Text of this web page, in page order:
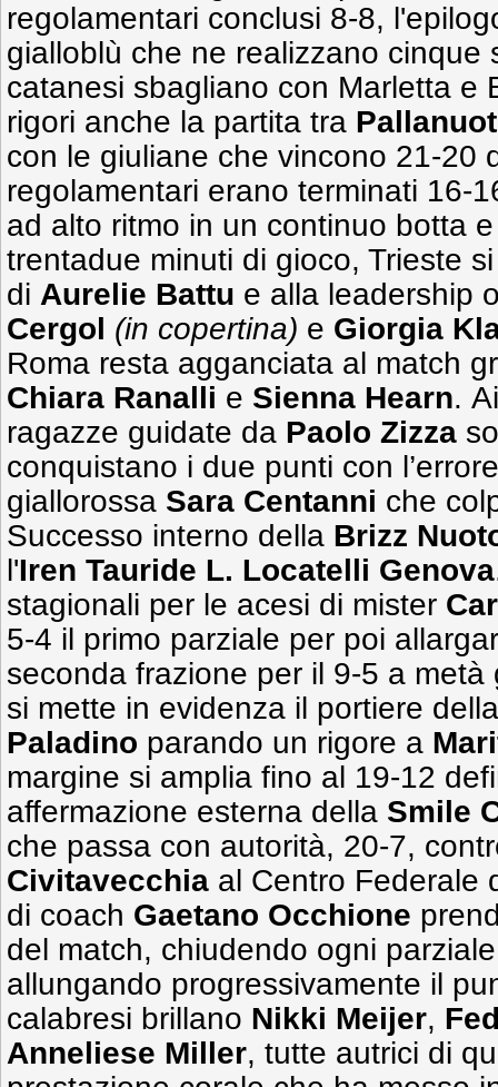
regolamentari conclusi 8-8,
gialloblù che ne realizzano cinque
catanesi sbagliano con Marletta e
rigori anche la partita tra
con le giuliane che vincono 21-20
regolamentari erano terminati 16-
ad alto ritmo in un continuo botta
trentadue minuti di gioco, Trieste
di Aurelie Battu e alla leadership
Cergol (in copertina) e Giorgia
Roma resta agganciata al match
Chiara Ranalli e Sienna Hearn.
ragazze guidate da Paolo Zizza
conquistano i due punti con
giallorossa Sara Centanni che
Successo interno della Brizz
l'Iren Tauride L. Locatelli Genova
stagionali per le acesi di mister
5-4 il primo parziale per poi
seconda frazione per il 9-5 a
si mette in evidenza il portiere
Paladino parando un rigore a
margine si amplia fino al 19-12
affermazione esterna della Smile
che passa con autorità, 20-7,
Civitavecchia al Centro Federale
di coach Gaetano Occhione
del match, chiudendo ogni
allungando progressivamente il
calabresi brillano Nikki Meijer,
Anneliese Miller, tutte autrici di